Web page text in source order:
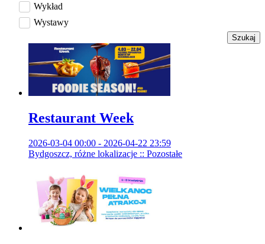
Wykład
Wystawy
Szukaj
Restaurant Week
2026-03-04 00:00 - 2026-04-22 23:59
Bydgoszcz, różne lokalizacje :: Pozostałe